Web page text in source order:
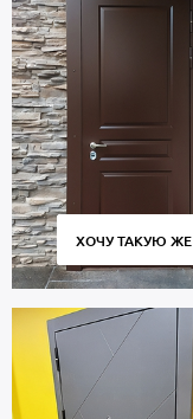
ХОЧУ ТАКУЮ ЖЕ